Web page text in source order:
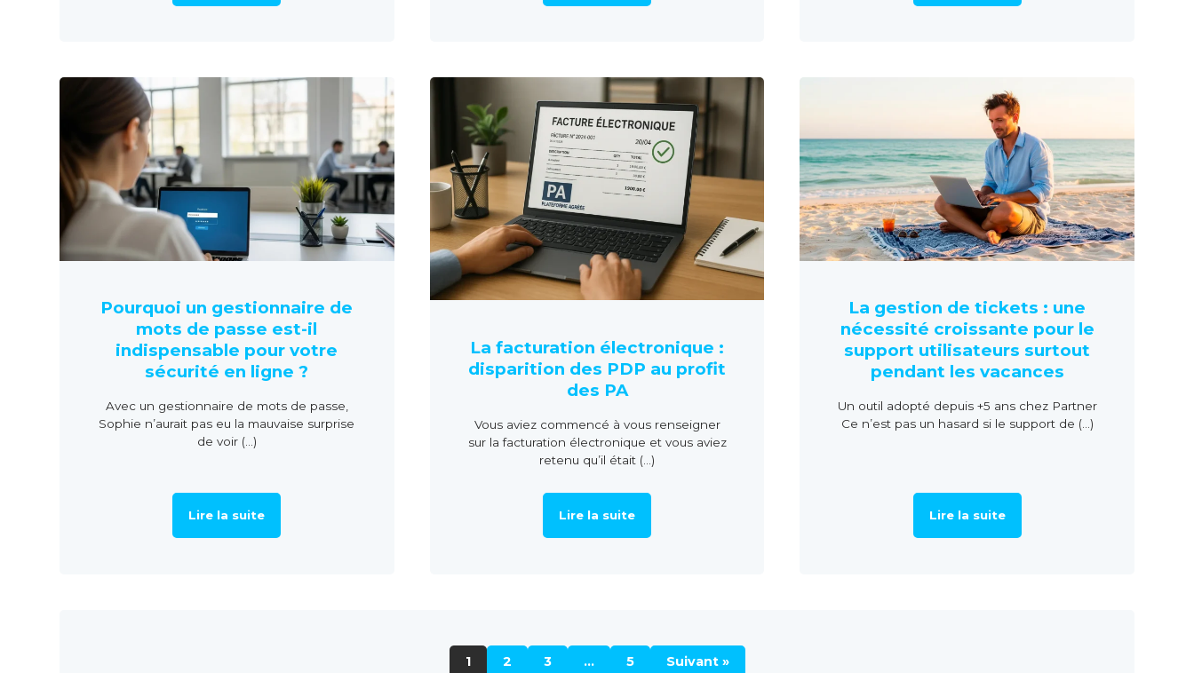
Pourquoi un gestionnaire de
mots de passe est-il
indispensable pour votre
sécurité en ligne ?
Avec un gestionnaire de mots de passe,
Sophie n’aurait pas eu la mauvaise surprise
de voir (...)
Lire la suite
La facturation électronique :
disparition des PDP au profit
des PA
Vous aviez commencé à vous renseigner
sur la facturation électronique et vous aviez
retenu qu’il était (...)
Lire la suite
La gestion de tickets : une
nécessité croissante pour le
support utilisateurs surtout
pendant les vacances
Un outil adopté depuis +5 ans chez Partner
Ce n’est pas un hasard si le support de (...)
Lire la suite
1 2 3 … 5 Suivant »